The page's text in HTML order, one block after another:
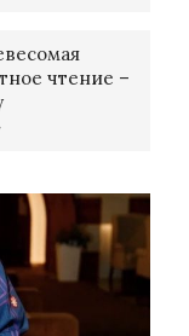
чтение –